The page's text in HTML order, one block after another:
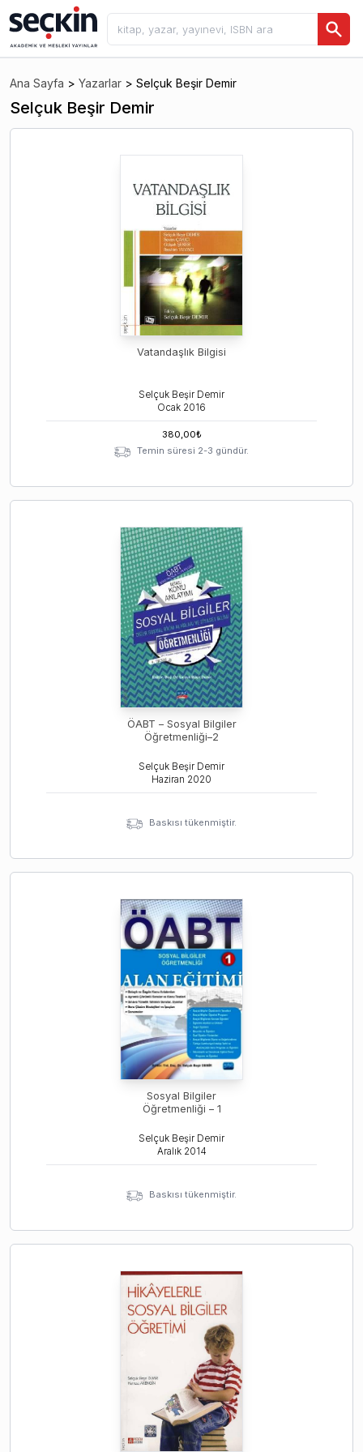
Ana Sayfa > Yazarlar > Selçuk Beşir Demir
Selçuk Beşir Demir
Vatandaşlık Bilgisi
Selçuk Beşir Demir
Ocak 2016
380,00₺
Temin süresi 2-3 gündür.
ÖABT – Sosyal Bilgiler
Öğretmenliği–2
Selçuk Beşir Demir
Haziran 2020
Baskısı tükenmiştir.
Sosyal Bilgiler
Öğretmenliği – 1
Selçuk Beşir Demir
Aralık 2014
Baskısı tükenmiştir.